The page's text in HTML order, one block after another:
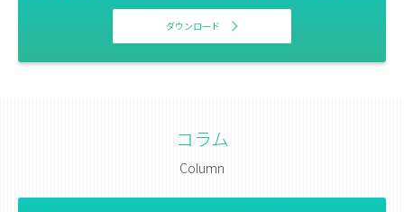
ダウンロード
コラム
Column